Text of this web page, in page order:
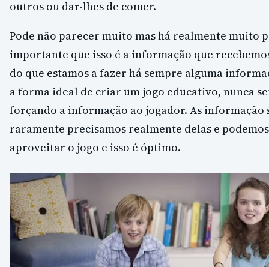
outros ou dar-lhes de comer.
Pode não parecer muito mas há realmente muito
importante que isso é a informação que
do que estamos a fazer há sempre alguma
a forma ideal de criar um jogo educativo, nunca
forçando a informação ao jogador. As informação
raramente precisamos realmente delas e
aproveitar o jogo e isso é óptimo.